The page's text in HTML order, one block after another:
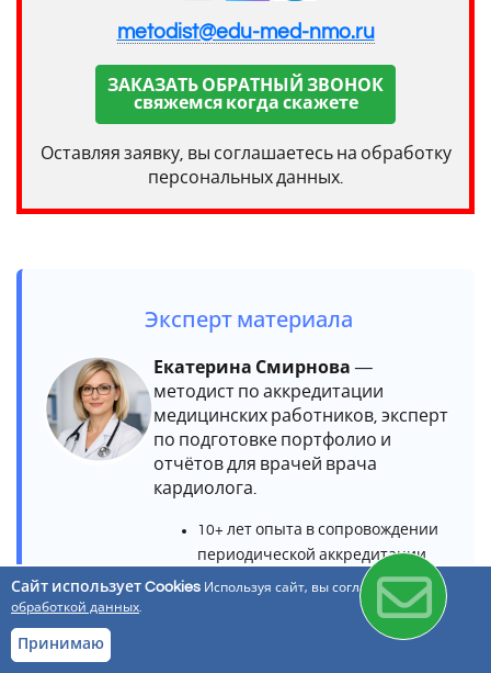
metodist@edu-med-nmo.ru
ЗАКАЗАТЬ ОБРАТНЫЙ ЗВОНОК
свяжемся когда скажете
Оставляя заявку, вы соглашаетесь на обработку
персональных данных.
Эксперт материала
Екатерина Смирнова —
методист по аккредитации
медицинских работников, эксперт
по подготовке портфолио и
отчётов для врачей врача
кардиолога.
10+ лет опыта в сопровождении
периодической аккредитации
Работа по профстандарту
Автор методических материалов
Сайт использует Cookies Используя сайт, вы соглашаетесь с
обработкой данных.
Принимаю